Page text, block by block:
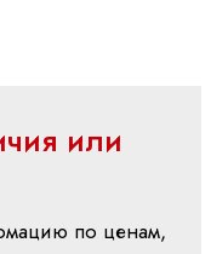
или
по ценам,